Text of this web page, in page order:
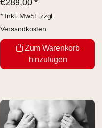
€289,00 *
* Inkl. MwSt. zzgl.
Versandkosten
Zum Warenkorb
hinzufügen